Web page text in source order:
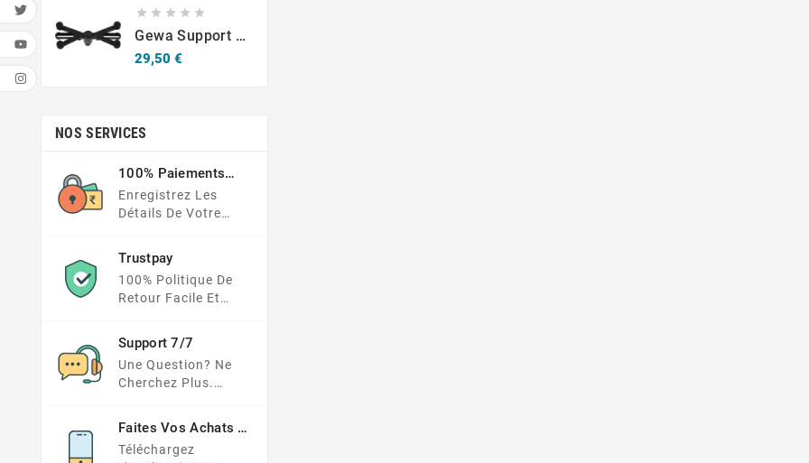
    
Gewa Support Pour Tablette Universel 10.1-14"
29,50 €
NOS SERVICES
100% Paiements
Sécurisés
Enregistrez Les
Détails De Votre
Plus Sécurisé
Trustpay
100% Politique De
Retour Facile Et
Support 7/7
Une Question? Ne
Cherchez Plus.
Demande Ici
Faites Vos Achats En
Déplacement
Téléchargez